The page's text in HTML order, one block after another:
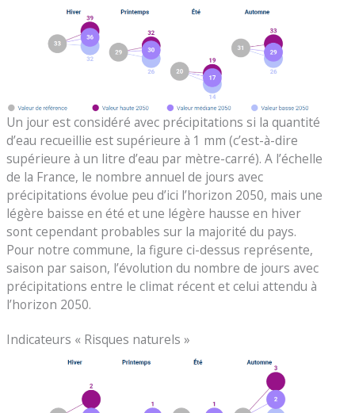
Un jour est considéré avec précipitations si la quantité
d’eau recueillie est supérieure à 1 mm (c’est-à-dire
supérieure à un litre d’eau par mètre-carré). A l’échelle
de la France, le nombre annuel de jours avec
précipitations évolue peu d’ici l’horizon 2050, mais une
légère baisse en été et une légère hausse en hiver
sont cependant probables sur la majorité du pays.
Pour notre commune, la figure ci-dessus représente,
saison par saison, l’évolution du nombre de jours avec
précipitations entre le climat récent et celui attendu à
l’horizon 2050.
Indicateurs « Risques naturels »